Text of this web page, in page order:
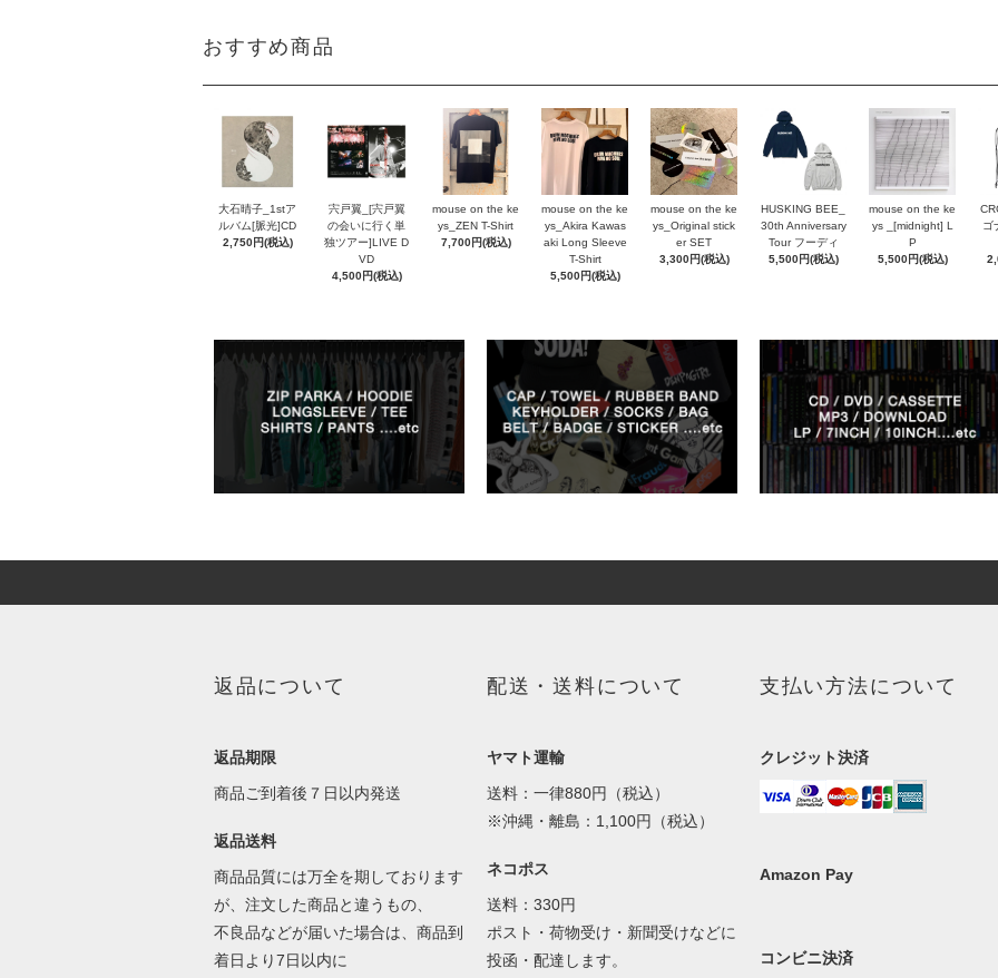
おすすめ商品
大石晴子_1stア
ルバム[脈光]CD
2,750円(税込)
宍戸翼_[宍戸翼
の会いに行く単
独ツアー]LIVE D
VD
4,500円(税込)
mouse on the ke
ys_ZEN T-Shirt
7,700円(税込)
mouse on the ke
ys_Akira Kawas
aki Long Sleeve
T-Shirt
5,500円(税込)
mouse on the ke
ys_Original stick
er SET
3,300円(税込)
HUSKING BEE_
30th Anniversary
Tour フーディ
5,500円(税込)
mouse on the ke
ys _[midnight] L
P
5,500円(税込)
ゴ
返品について
返品期限
商品ご到着後７日以内発送
返品送料
商品品質には万全を期しております
が、注文した商品と違うもの、
不良品などが届いた場合は、商品到
着日より7日以内に
配送・送料について
ヤマト運輸
送料：一律880円（税込）
※沖縄・離島：1,100円（税込）
ネコポス
送料：330円
ポスト・荷物受け・新聞受けなどに
投函・配達します。
支払い方法について
クレジット決済
Amazon Pay
コンビニ決済